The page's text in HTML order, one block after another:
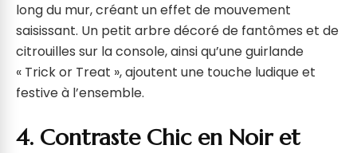
long du mur, créant un effet de mouvement
saisissant. Un petit arbre décoré de fantômes et de
citrouilles sur la console, ainsi qu’une guirlande
« Trick or Treat », ajoutent une touche ludique et
festive à l’ensemble.
4. Contraste Chic en Noir et